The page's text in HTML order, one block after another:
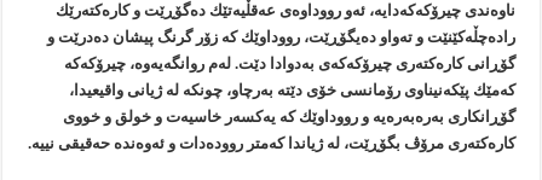
ناوه‌ندی چیرۆكه‌كه‌دایه‌، ئه‌و رووداوه‌ی عه‌قڵیه‌تێك ده‌گۆڕێت و كاره‌كته‌رێك
راده‌چڵه‌كێنێت و ته‌واو ده‌یگۆڕێت، رووداوێك كه‌ زۆر گرنگ پیشان ده‌درێت و
گۆڕانی كاره‌كته‌ری چیرۆكه‌كه‌ی به‌دوادا دێت. له‌م روانگه‌یه‌وه‌، چیرۆكه‌كه‌
كه‌مێك پێكه‌نیناوی رۆمانسی خۆی دێته‌ به‌رچاو، چونكه‌ له‌ ژیانی واقیعیدا،
گۆڕانكاری به‌ره‌به‌ره‌یه‌ و رووداوێك كه‌ یه‌كسه‌ر خاسیه‌ت و خولق و خووی
كاره‌كته‌ری مرۆڤ بگۆڕێت، له‌ ژیاندا كه‌متر رووده‌دات و ئه‌وه‌نده‌ حه‌قیقی نییه‌.